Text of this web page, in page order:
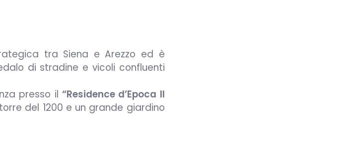
tra Siena e Arezzo ed è
di stradine e vicoli confluenti
presso il “Residence d’Epoca Il
del 1200 e un grande giardino